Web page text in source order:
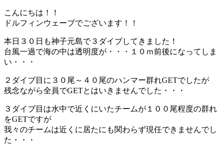
こんにちは！！
ドルフィンウェーブでございます！！
本日３０日も神子元島で３ダイブしてきました！
台風一過で海の中は透明度が・・・１０ｍ前後になってしま
い・・・
２ダイブ目に３０尾～４０尾のハンマー群れGETでしたが
残念ながら全員でGETとはいきませんでした・・・
３ダイブ目は水中で近くにいたチームが１００尾程度の群れ
をGETですが
我々のチームは近くに居たにも関わらず現任できませんでし
た・・・